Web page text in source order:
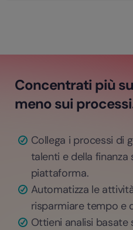
Concentrati più
meno sui
Collega i processi di
talenti e della finanza
piattaforma.
Automatizza le
risparmiare tempo e
Ottieni analisi